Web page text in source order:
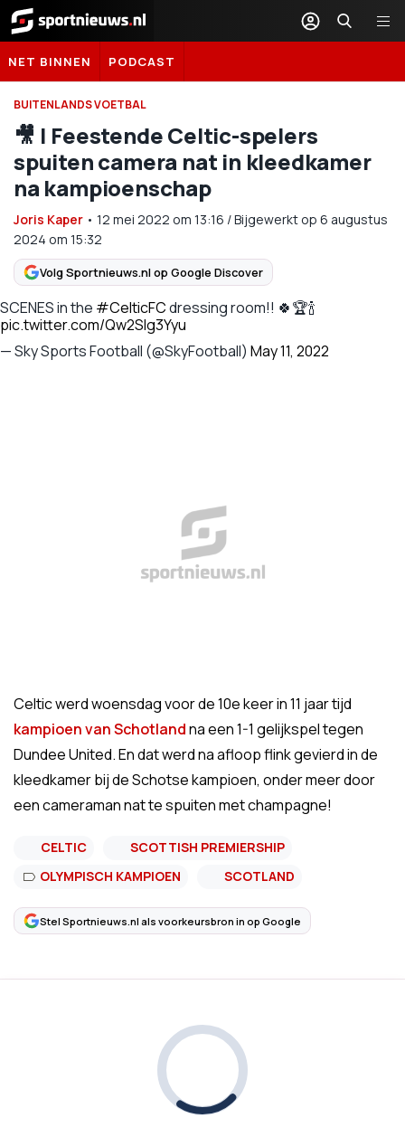
Sportnieuws.nl
NET BINNEN PODCAST
BUITENLANDS VOETBAL
🎥 | Feestende Celtic-spelers
spuiten camera nat in kleedkamer
na kampioenschap
Joris Kaper • 12 mei 2022 om 13:16 /Bijgewerkt op 6 augustus
2024 om 15:32
Volg Sportnieuws.nl op Google Discover
SCENES in the #CelticFCdressing room!! 🍀🏆🍾
pic.twitter.com/Qw2Slg3Yyu
— Sky Sports Football (@SkyFootball) May 11, 2022
Celtic werd woensdag voor de 10e keer in 11 jaar tijd
kampioen van Schotlandna een 1-1 gelijkspel tegen
Dundee United. En dat werd na afloop flink gevierd in de
kleedkamer bij de Schotse kampioen, onder meer door
een cameraman nat te spuiten met champagne!
CELTIC
SCOTTISH PREMIERSHIP
OLYMPISCH KAMPIOEN
SCOTLAND
Stel Sportnieuws.nl als voorkeursbron in op Google